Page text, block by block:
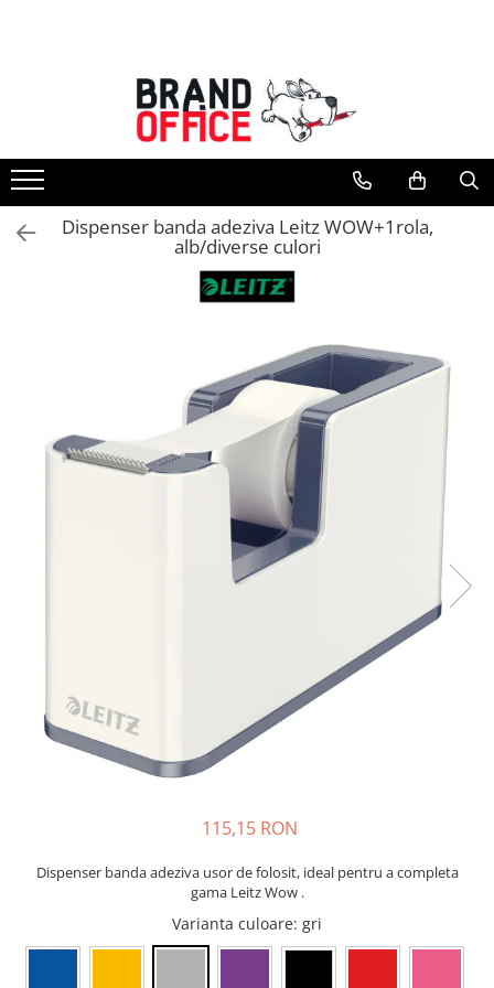
Unitate Protejata - PRODUCTIE
Hartie copiator si produse
tipografice
Produse consumabile din hartie
Detergenti si dezinfectanti
Saci menajeri (Unitate Protejata)
Organizatoare business
Birotica si papetarie
Hartie si articole din hartie
Bibliorafturi, caiete mecanice,
Capsatoare, capse si perforatoare
Etichetare si ambalare
Arhivare si depozitare
Instrumente de scris
Stilouri
Dispenser banda adeziva Leitz WOW+1rola,
alb/diverse culori
115,15 RON
Dispenser banda adeziva usor de folosit, ideal pentru a completa
gama Leitz Wow .
Varianta culoare: gri